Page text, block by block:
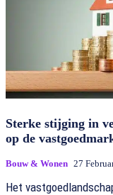
Sterke stijging in
op de
Bouw & Wonen 27
Het